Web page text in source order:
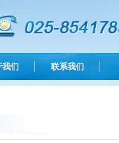
我们 联系我们